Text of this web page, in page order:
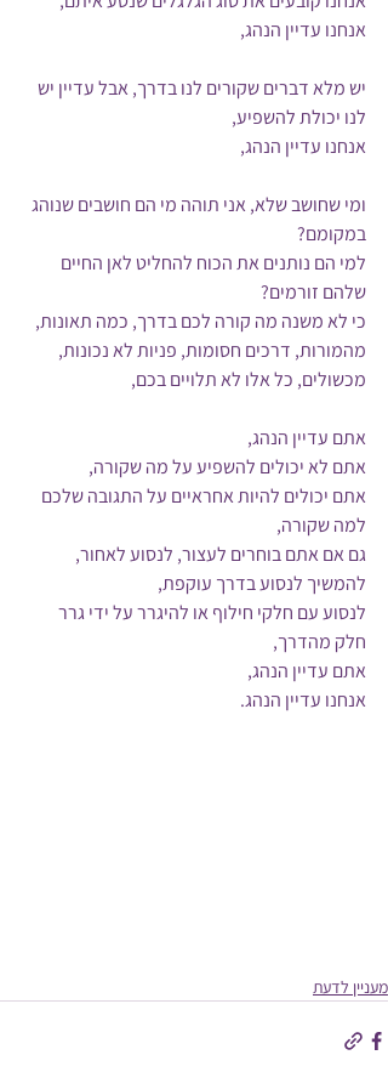
אנחנו עדיין הנהג,
יש מלא דברים שקורים לנו בדרך, אבל עדיין יש
לנו יכולת להשפיע,
אנחנו עדיין הנהג,
ומי שחושב שלא, אני תוהה מי הם חושבים שנוהג
במקומם?
למי הם נותנים את הכוח להחליט לאן החיים
שלהם זורמים?
כי לא משנה מה קורה לכם בדרך, כמה תאונות,
מהמורות, דרכים חסומות, פניות לא נכונות,
מכשולים, כל אלו לא תלויים בכם,
אתם עדיין הנהג,
אתם לא יכולים להשפיע על מה שקורה,
אתם יכולים להיות אחראיים על התגובה שלכם
למה שקורה,
גם אם אתם בוחרים לעצור, לנסוע לאחור,
להמשיך לנסוע בדרך עוקפת,
לנסוע עם חלקי חילוף או להיגרר על ידי גרר
חלק מהדרך,
אתם עדיין הנהג,
אנחנו עדיין הנהג.
מעניין לדעת